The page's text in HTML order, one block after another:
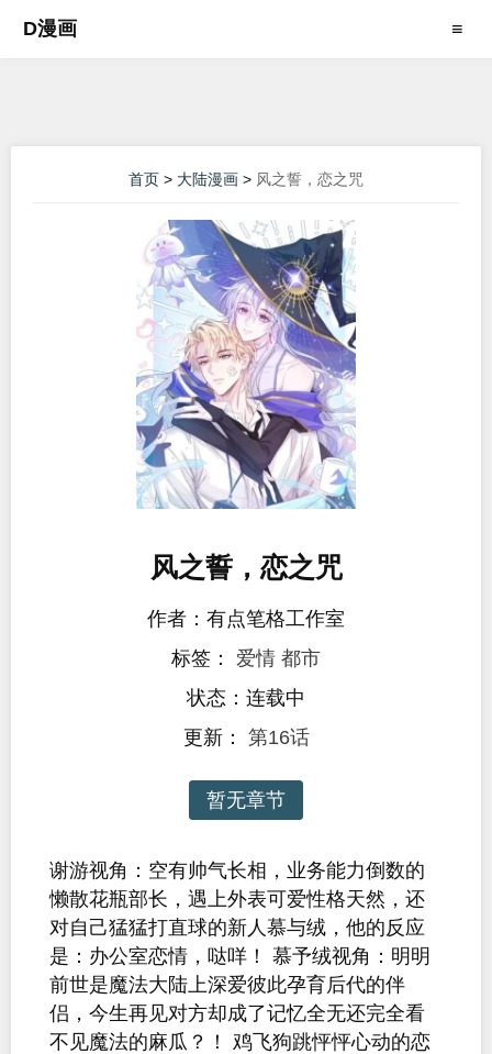
D漫画 ≡
首页 > 大陆漫画 > 风之誓，恋之咒
风之誓，恋之咒
作者：有点笔格工作室
标签： 爱情 都市
状态：连载中
更新： 第16话
暂无章节
谢游视角：空有帅气长相，业务能力倒数的
懒散花瓶部长，遇上外表可爱性格天然，还
对自己猛猛打直球的新人慕与绒，他的反应
是：办公室恋情，哒咩！ 慕予绒视角：明明
前世是魔法大陆上深爱彼此孕育后代的伴
侣，今生再见对方却成了记忆全无还完全看
不见魔法的麻瓜？！ 鸡飞狗跳怦怦心动的恋